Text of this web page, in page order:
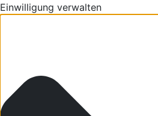
Einwilligung verwalten